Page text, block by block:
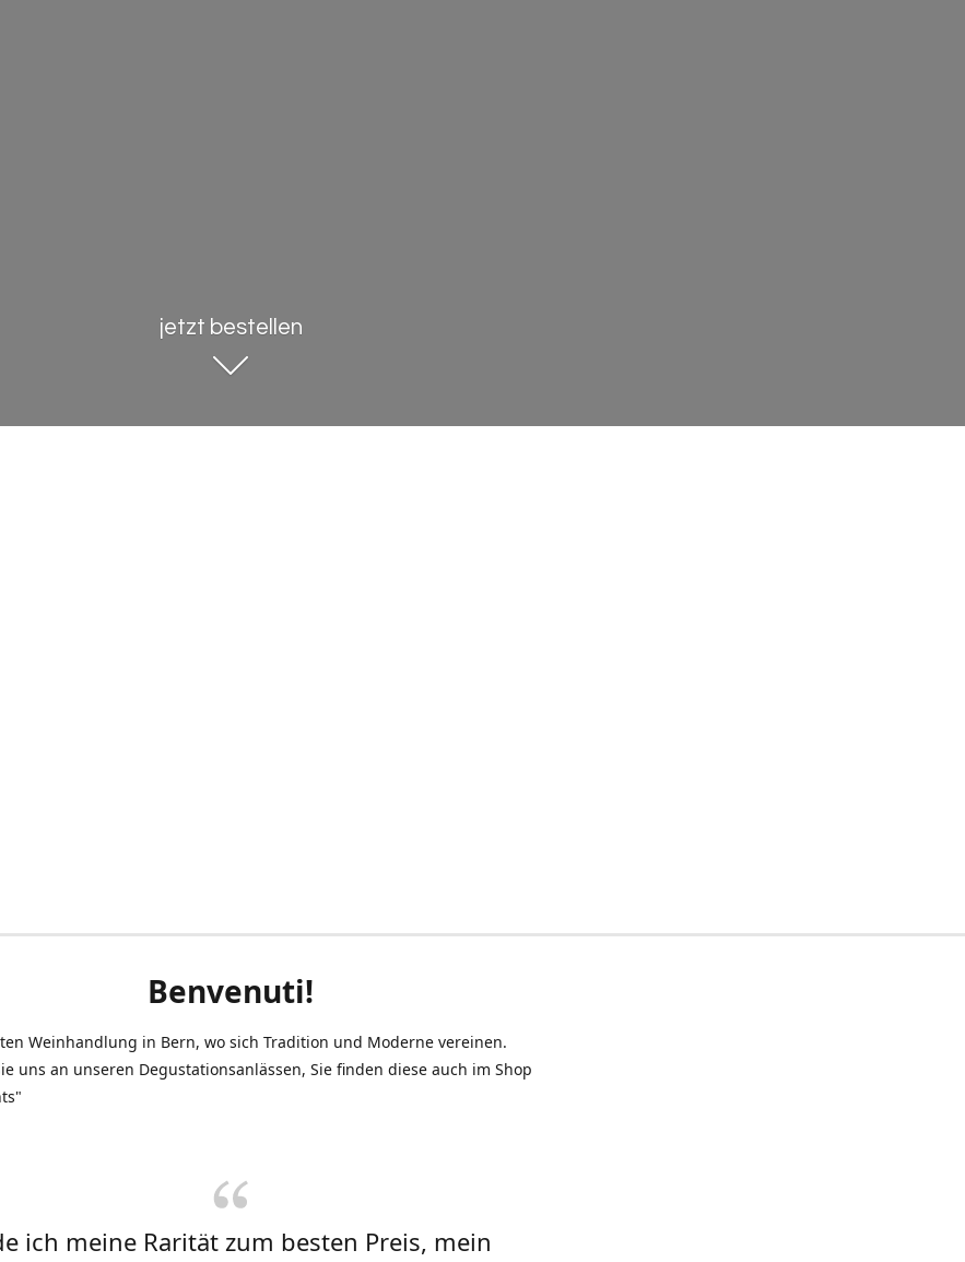
jetzt bestellen
Benvenuti!
Weinhandlung in Bern, wo sich Tradition und Moderne vereinen.
uns an unseren Degustationsanlässen, Sie finden diese auch im Shop
ich meine Rarität zum besten Preis, mein